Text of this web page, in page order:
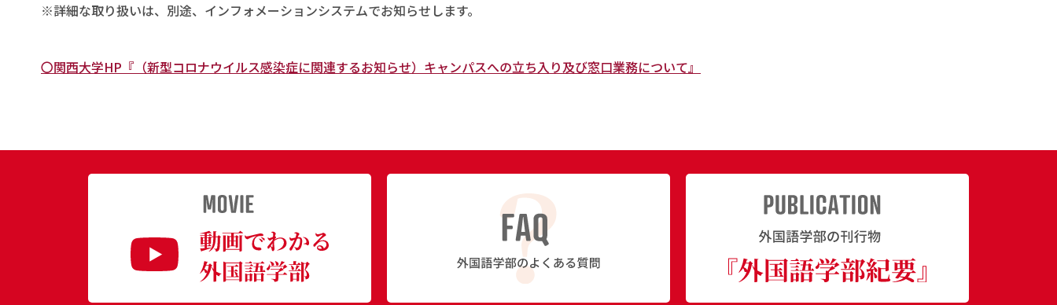
※詳細な取り扱いは、別途、インフォメーションシステムでお知らせします。
〇関西大学HP『（新型コロナウイルス感染症に関連するお知らせ）キャンパスへの立ち入り及び窓口業務について』